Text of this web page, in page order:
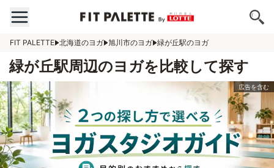
FIT PALETTE 北海道のヨガ 旭川市のヨガ 緑が丘駅のヨガ
緑が丘駅周辺のヨガを比較して探す